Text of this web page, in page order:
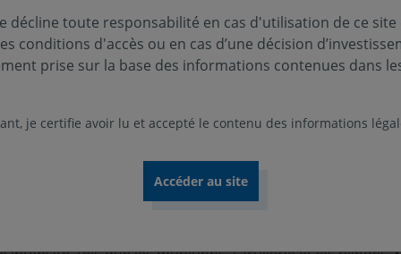
sont passées de 1,6 % du PIB en moyenne en 2020 à
Ceux situés à proximité de la Russie, comme les États
leur PIB à la défense en raison de la perception d’une
ressources budgétaires plus limitées, tels que
depuis l’invasion de l’Ukraine se reflète
de défense européennes.Pour les cinq
sont liés à la défense, les commandes ont
2024.
Cette croissance a été particulièrement forte
décline toute responsabilité en cas d'utilisation de ce
conditions d'accès ou en cas d’une décision
prise sur la base des informations contenues dans
je certifie avoir lu et accepté le contenu des informations